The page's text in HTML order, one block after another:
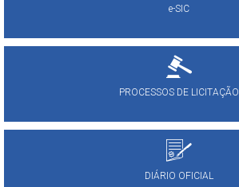
e-SIC
PROCESSOS DE LICITAÇÃO
DIÁRIO OFICIAL